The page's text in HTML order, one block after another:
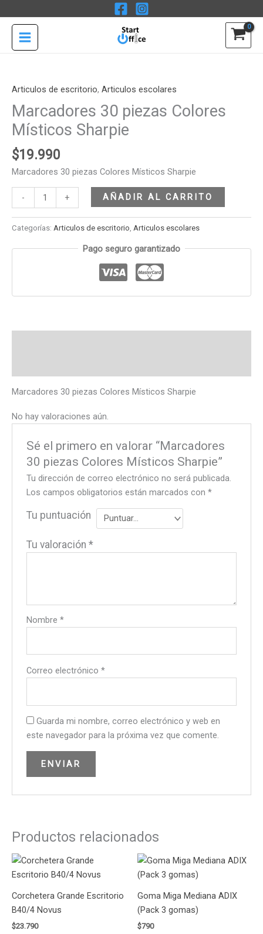
al
contenido
Articulos de escritorio, Articulos escolares
Marcadores 30 piezas Colores
Místicos Sharpie
$19.990
Marcadores 30 piezas Colores Místicos Sharpie
-
piezas
Colores
Místicos
Sharpie
cantidad
+ AÑADIR AL CARRITO
Categorías: Articulos de escritorio, Articulos escolares
Pago seguro garantizado
Marcadores 30 piezas Colores Místicos Sharpie
No hay valoraciones aún.
Sé el primero en valorar “Marcadores
30 piezas Colores Místicos Sharpie”
Tu dirección de correo electrónico no será publicada.
Los campos obligatorios están marcados con*
Tu puntuación
Tu valoración*
Nombre*
Correo electrónico*
Guarda mi nombre, correo electrónico y web en
este navegador para la próxima vez que comente.
Productos relacionados
Corchetera Grande Escritorio
B40/4 Novus
$23.790
Goma Miga Mediana ADIX
(Pack 3 gomas)
$790
Místicos
Sharpie